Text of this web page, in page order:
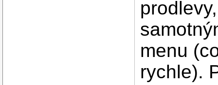
menu
rychle).